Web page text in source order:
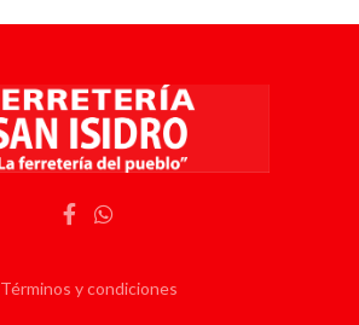
Términos y condiciones